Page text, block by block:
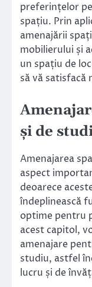
preferințelor
spațiu. Prin
amenajării
mobilierului și
un spațiu de
să vă satisfacă
și de
Amenajarea
aspect
deoarece
îndeplinească
optime pentru
acest capitol,
amenajare
studiu, astfel
lucru și de